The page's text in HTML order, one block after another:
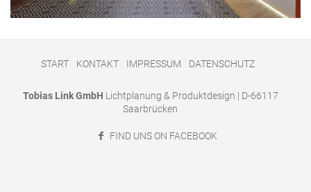
START KONTAKT IMPRESSUM DATENSCHUTZ
Tobias Link GmbH Lichtplanung & Produktdesign | D-66117
Saarbrücken
FIND UNS ON FACEBOOK